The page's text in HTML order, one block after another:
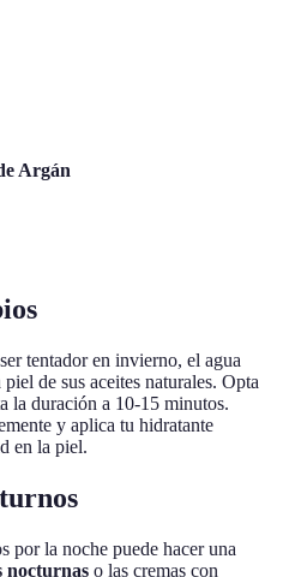
Argán
tentador en invierno, el agua
de sus aceites naturales. Opta
la duración a 10-15 minutos.
y aplica tu hidratante
en la piel.
por la noche puede hacer una
nocturnas o las cremas con